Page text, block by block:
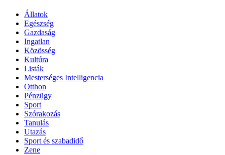
Állatok
Egészség
Gazdaság
Ingatlan
Közösség
Kultúra
Listák
Mesterséges Intelligencia
Otthon
Pénzügy
Sport
Szórakozás
Tanulás
Utazás
Sport és szabadidő
Zene